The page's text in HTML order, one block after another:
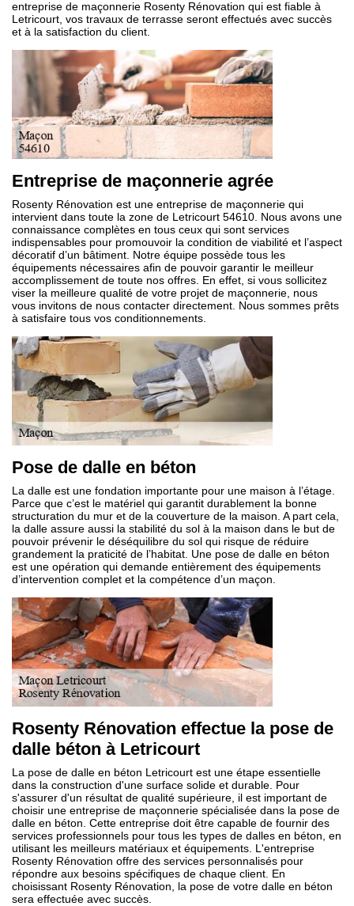
entreprise de maçonnerie Rosenty Rénovation qui est fiable à
Letricourt, vos travaux de terrasse seront effectués avec succès
et à la satisfaction du client.
Entreprise de maçonnerie agrée
Rosenty Rénovation est une entreprise de maçonnerie qui
intervient dans toute la zone de Letricourt 54610. Nous avons une
connaissance complètes en tous ceux qui sont services
indispensables pour promouvoir la condition de viabilité et l’aspect
décoratif d’un bâtiment. Notre équipe possède tous les
équipements nécessaires afin de pouvoir garantir le meilleur
accomplissement de toute nos offres. En effet, si vous sollicitez
viser la meilleure qualité de votre projet de maçonnerie, nous
vous invitons de nous contacter directement. Nous sommes prêts
à satisfaire tous vos conditionnements.
Pose de dalle en béton
La dalle est une fondation importante pour une maison à l’étage.
Parce que c’est le matériel qui garantit durablement la bonne
structuration du mur et de la couverture de la maison. A part cela,
la dalle assure aussi la stabilité du sol à la maison dans le but de
pouvoir prévenir le déséquilibre du sol qui risque de réduire
grandement la praticité de l’habitat. Une pose de dalle en béton
est une opération qui demande entièrement des équipements
d’intervention complet et la compétence d’un maçon.
Rosenty Rénovation effectue la pose de
dalle béton à Letricourt
La pose de dalle en béton Letricourt est une étape essentielle
dans la construction d'une surface solide et durable. Pour
s'assurer d'un résultat de qualité supérieure, il est important de
choisir une entreprise de maçonnerie spécialisée dans la pose de
dalle en béton. Cette entreprise doit être capable de fournir des
services professionnels pour tous les types de dalles en béton, en
utilisant les meilleurs matériaux et équipements. L'entreprise
Rosenty Rénovation offre des services personnalisés pour
répondre aux besoins spécifiques de chaque client. En
choisissant Rosenty Rénovation, la pose de votre dalle en béton
sera effectuée avec succès.